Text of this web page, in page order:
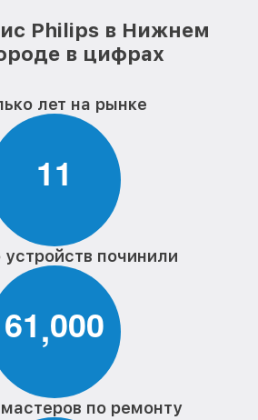
Philips в Нижнем
в цифрах
лет на рынке
11
устройств починили
61,000
по ремонту